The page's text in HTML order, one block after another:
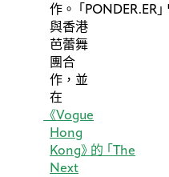
作。 「PONDER.ER
與香港
芭蕾舞
團合
作，並
在
《Vogue
Hong
Kong》的「The
Next